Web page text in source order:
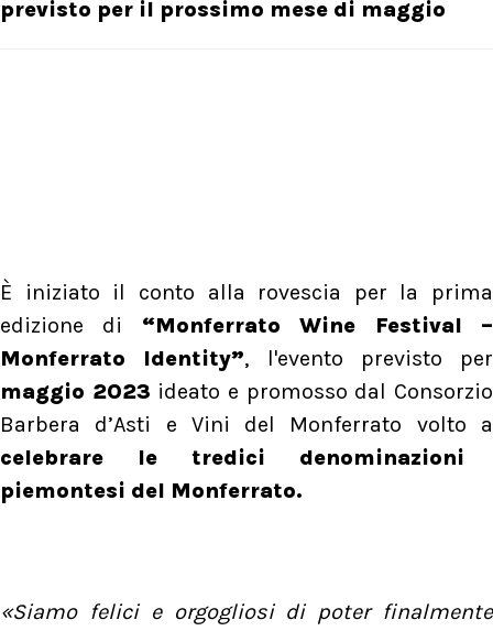
previsto per il prossimo mese di maggio
È iniziato il conto alla rovescia per la prima
edizione di
“Monferrato Wine Festival –
Monferrato Identity”, l'evento previsto per
maggio 2023 ideato e promosso dal Consorzio
Barbera d’Asti e Vini del Monferrato volto a
celebrare le tredici denominazioni
piemontesi del Monferrato.
«Siamo felici e orgogliosi di poter finalmente